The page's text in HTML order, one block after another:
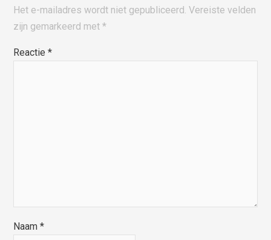
Het e-mailadres wordt niet gepubliceerd. Vereiste velden
zijn gemarkeerd met*
Reactie*
Naam*